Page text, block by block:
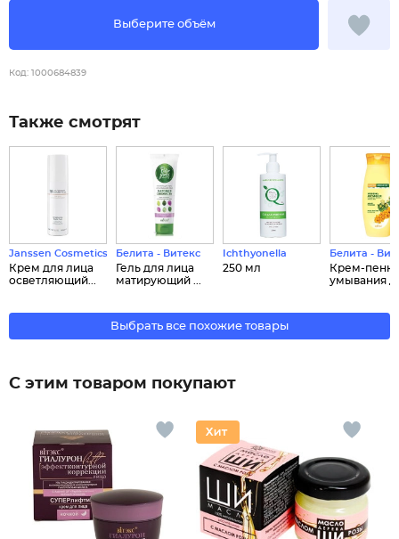
Выберите объём
Код: 1000684839
Также смотрят
Janssen Cosmetics
Крем для лица
осветляющий...
Белита - Витекс
Гель для лица
матирующий ...
Ichthyonella
250 мл
Белита -
Крем-
умывания
Выбрать все похожие товары
С этим товаром покупают